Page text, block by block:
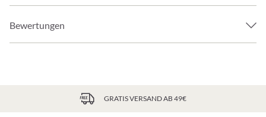
Bewertungen
GRATIS VERSAND AB 49€